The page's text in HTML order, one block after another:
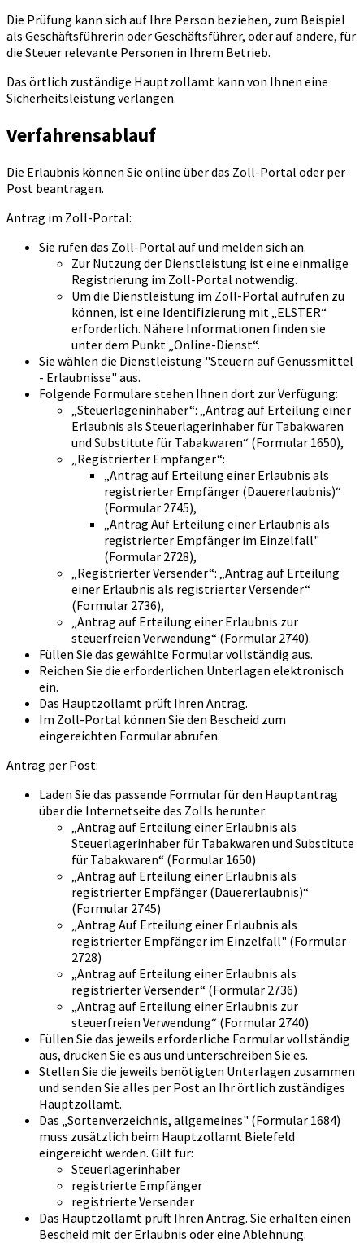
Die Prüfung kann sich auf Ihre Person beziehen, zum Beispiel
als Geschäftsführerin oder Geschäftsführer, oder auf andere, für
die Steuer relevante Personen in Ihrem Betrieb.
Das örtlich zuständige Hauptzollamt kann von Ihnen eine
Sicherheitsleistung verlangen.
Verfahrensablauf
Die Erlaubnis können Sie online über das Zoll-Portal oder per
Post beantragen.
Antrag im Zoll-Portal:
Sie rufen das Zoll-Portal auf und melden sich an.
Zur Nutzung der Dienstleistung ist eine einmalige
Registrierung im Zoll-Portal notwendig.
Um die Dienstleistung im Zoll-Portal aufrufen zu
können, ist eine Identifizierung mit „ELSTER“
erforderlich. Nähere Informationen finden sie
unter dem Punkt „Online-Dienst“.
Sie wählen die Dienstleistung "Steuern auf Genussmittel
- Erlaubnisse" aus.
Folgende Formulare stehen Ihnen dort zur Verfügung:
„Steuerlageninhaber“: „Antrag auf Erteilung einer
Erlaubnis als Steuerlagerinhaber für Tabakwaren
und Substitute für Tabakwaren“ (Formular 1650),
„Registrierter Empfänger“:
„Antrag auf Erteilung einer Erlaubnis als
registrierter Empfänger (Dauererlaubnis)“
(Formular 2745),
„Antrag Auf Erteilung einer Erlaubnis als
registrierter Empfänger im Einzelfall"
(Formular 2728),
„Registrierter Versender“: „Antrag auf Erteilung
einer Erlaubnis als registrierter Versender“
(Formular 2736),
„Antrag auf Erteilung einer Erlaubnis zur
steuerfreien Verwendung“ (Formular 2740).
Füllen Sie das gewählte Formular vollständig aus.
Reichen Sie die erforderlichen Unterlagen elektronisch
ein.
Das Hauptzollamt prüft Ihren Antrag.
Im Zoll-Portal können Sie den Bescheid zum
eingereichten Formular abrufen.
Antrag per Post:
Laden Sie das passende Formular für den Hauptantrag
über die Internetseite des Zolls herunter:
„Antrag auf Erteilung einer Erlaubnis als
Steuerlagerinhaber für Tabakwaren und Substitute
für Tabakwaren“ (Formular 1650)
„Antrag auf Erteilung einer Erlaubnis als
registrierter Empfänger (Dauererlaubnis)“
(Formular 2745)
„Antrag Auf Erteilung einer Erlaubnis als
registrierter Empfänger im Einzelfall" (Formular
2728)
„Antrag auf Erteilung einer Erlaubnis als
registrierter Versender“ (Formular 2736)
„Antrag auf Erteilung einer Erlaubnis zur
steuerfreien Verwendung“ (Formular 2740)
Füllen Sie das jeweils erforderliche Formular vollständig
aus, drucken Sie es aus und unterschreiben Sie es.
Stellen Sie die jeweils benötigten Unterlagen zusammen
und senden Sie alles per Post an Ihr örtlich zuständiges
Hauptzollamt.
Das „Sortenverzeichnis, allgemeines" (Formular 1684)
muss zusätzlich beim Hauptzollamt Bielefeld
eingereicht werden. Gilt für:
Steuerlagerinhaber
registrierte Empfänger
registrierte Versender
Das Hauptzollamt prüft Ihren Antrag. Sie erhalten einen
Bescheid mit der Erlaubnis oder eine Ablehnung.